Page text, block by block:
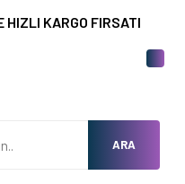
HIZLI KARGO FIRSATI
ARA